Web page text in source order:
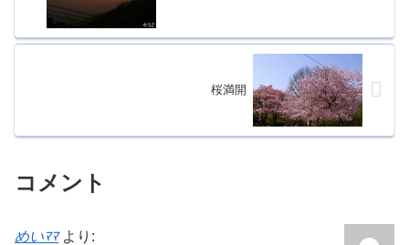
桜満開
コメント
めいﾏﾏ より: